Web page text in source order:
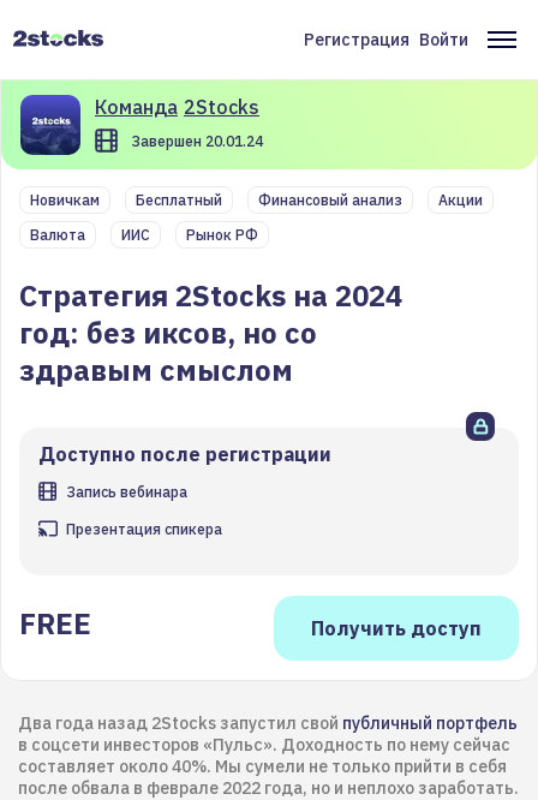
содержанию
Меню
пользователя
Регистрация Войти
Команда 2Stocks
Завершен 20.01.24
Стратегия 2Stocks на 2024
год: без иксов, но со
здравым смыслом
Доступно после регистрации
Запись вебинара
Презентация спикера
Новичкам Бесплатный Финансовый анализ
Акции
Валюта
ИИС Рынок РФ
FREE
Два года назад 2Stocks запустил свой публичный портфель
в соцсети инвесторов «Пульс». Доходность по нему сейчас
составляет около 40%. Мы сумели не только прийти в себя
после обвала в феврале 2022 года, но и неплохо заработать.